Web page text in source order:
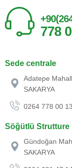
778
Sede centrale
Adatepe
SAKARYA
0264 778 00 13
Söğütlü Strutture
Gündoğan
SAKARYA